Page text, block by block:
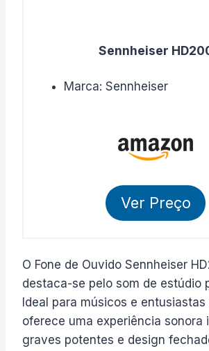
Sennheiser
Marca: Sennheiser
Ver Preço
O Fone de Ouvido Sennheiser
destaca-se pelo som de estúdio
Ideal para músicos e
oferece uma experiência sonora
graves potentes e design